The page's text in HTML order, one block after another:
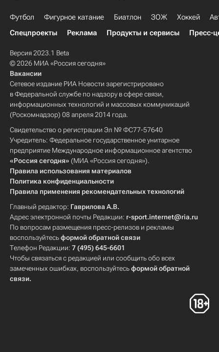
Футбол Фигурное катание Биатлон ЗОЖ Хоккей
Спецпроекты
Реклама Продукты и сервисы Пресс-
Версия 2023.1 Beta
© 2026 МИА «Россия сегодня»
Вакансии
Сетевое издание РИА Новости зарегистрировано
в Федеральной службе по надзору в сфере связи,
информационных технологий и массовых коммуникаций
(Роскомнадзор) 08 апреля 2014 года.
Свидетельство о регистрации Эл № ФС77-57640
Учредитель: Федеральное государственное унитарное
предприятие Международное информационное агентство
«Россия сегодня» (МИА «Россия сегодня»).
Правила использования материалов
Политика конфиденциальности
Правила применения рекомендательных технологий
Главный редактор: Гаврилова А.В.
Адрес электронной почты Редакции: r-sport.internet@ria.ru
По вопросам размещения пресс-релизов и рекламы
воспользуйтесьформой обратной связи
Телефон Редакции: 7 (495) 645-6601
Чтобы связаться с редакцией или сообщить обо всех
замеченных ошибках, воспользуйтесьформой обратной
связи.